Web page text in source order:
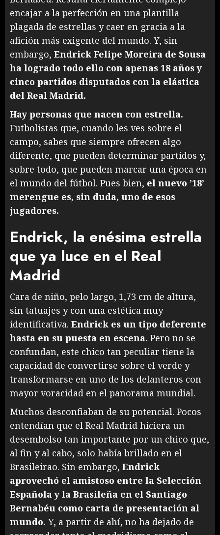
encajar a la perfección en una plantilla
plagada de estrellas y caer en gracia a la
afición más exigente del mundo. Y, sin
embargo, Endrick Felipe Moreira de Sousa
ha logrado todo ello con apenas 18 años y
cinco partidos disputados con la elástica
del Real Madrid.
Hay personas que nacen con estrella.
Futbolistas que, cuando les ves sobre el
campo, sabes que siempre ofrecen algo
diferente, que pueden determinar partidos y,
sobre todo, que pueden marcar una época en
el mundo del fútbol. Pues bien, el nuevo ’18’
merengue es, sin duda, uno de esos
jugadores.
Endrick, la enésima estrella
que ya luce en el Real
Madrid
Cara de niño, pelo largo, 1,73 cm de altura,
sin tatuajes y con una estética muy
identificativa. Endrick es un tipo deferente
hasta en su puesta en escena. Pero no se
confundan, este chico tan peculiar tiene la
capacidad de convertirse sobre el verde y
transformarse en uno de los delanteros con
mayor voracidad en el panorama mundial.
Muchos desconfiaban de su potencial. Pocos
entendían que el Real Madrid hiciera un
desembolso tan importante por un chico que,
al fin y al cabo, solo había brillado en el
Brasileirao. Sin embargo, Endrick
aprovechó el amistoso entre la Selección
Española y la Brasileña en el Santiago
Bernabéu como carta de presentación al
mundo. Y, a partir de ahí, no ha dejado de